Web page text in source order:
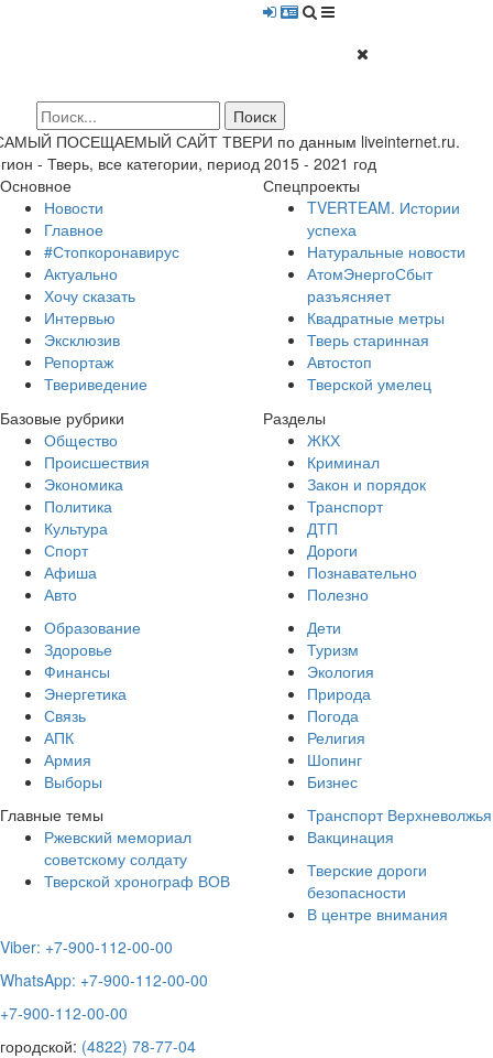
ПОСЕЩАЕМЫЙ САЙТ ТВЕРИ по данным liveinternet.ru.
- Тверь, все категории, период 2015 - 2021 год
Основное
Новости
Главное
#Стопкоронавирус
Актуально
Хочу сказать
Интервью
Эксклюзив
Репортаж
Твериведение
Спецпроекты
TVERTEAM. Истории
успеха
Натуральные новости
АтомЭнергоСбыт
разъясняет
Квадратные метры
Тверь старинная
Автостоп
Тверской умелец
Базовые рубрики
Общество
Происшествия
Экономика
Политика
Культура
Спорт
Афиша
Авто
Разделы
ЖКХ
Криминал
Закон и порядок
Транспорт
ДТП
Дороги
Познавательно
Полезно
Образование
Здоровье
Финансы
Энергетика
Связь
АПК
Армия
Выборы
Дети
Туризм
Экология
Природа
Погода
Религия
Шопинг
Бизнес
Главные темы
Ржевский мемориал
советскому солдату
Тверской хронограф ВОВ
Транспорт Верхневолжья
Вакцинация
Тверские дороги
безопасности
В центре внимания
Viber: +7-900-112-00-00
WhatsApp: +7-900-112-00-00
+7-900-112-00-00
городской: (4822) 78-77-04